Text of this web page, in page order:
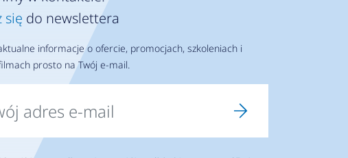
się do newslettera
informacje o ofercie, promocjach, szkoleniach i
prosto na Twój e-mail.